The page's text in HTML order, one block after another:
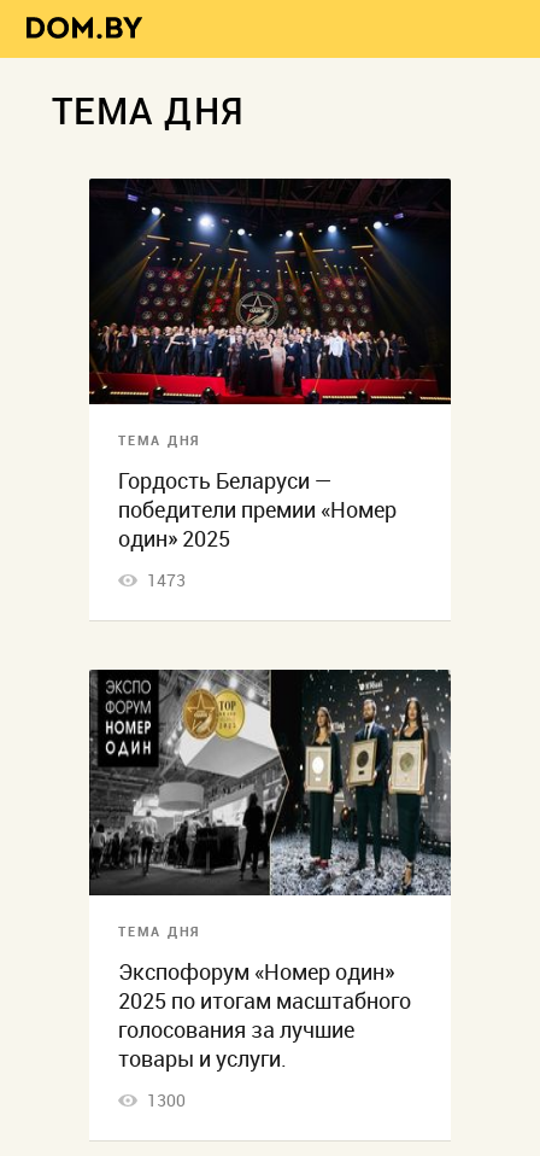
ТЕМА ДНЯ
ТЕМА ДНЯ
Гордость Беларуси —
победители премии «Номер
один» 2025
1473
ТЕМА ДНЯ
Экспофорум «Номер один»
2025 по итогам масштабного
голосования за лучшие
товары и услуги.
1300